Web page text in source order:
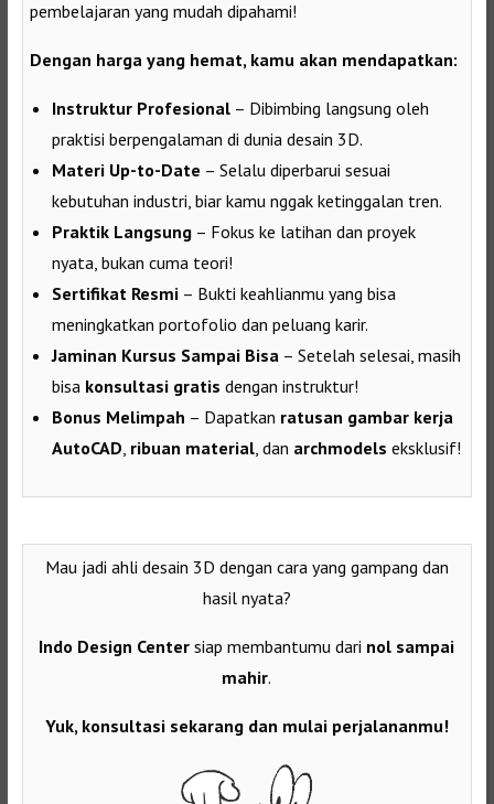
pembelajaran yang mudah dipahami!
Dengan harga yang hemat, kamu akan mendapatkan:
Instruktur Profesional– Dibimbing langsung oleh
praktisi berpengalaman di dunia desain 3D.
Materi Up-to-Date – Selalu diperbarui sesuai
kebutuhan industri, biar kamu nggak ketinggalan tren.
Praktik Langsung– Fokus ke latihan dan proyek
nyata, bukan cuma teori!
Sertifikat Resmi– Bukti keahlianmu yang bisa
meningkatkan portofolio dan peluang karir.
Jaminan Kursus Sampai Bisa – Setelah selesai, masih
bisa konsultasi gratis dengan instruktur!
Bonus Melimpah – Dapatkan ratusan gambar kerja
AutoCAD ribuan material, dan archmodels eksklusif!
Mau jadi ahli desain 3D dengan cara yang gampang dan
hasil nyata?
Indo Design Center siap membantumu dari nol sampai
mahir.
Yuk, konsultasi sekarang dan mulai perjalananmu!